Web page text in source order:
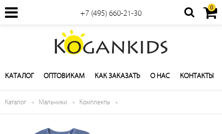
+7 (495) 660-21-30
0
КАТАЛОГ ОПТОВИКАМ КАК ЗАКАЗАТЬ О НАС КОНТАКТЫ
Каталог Мальчики Комплекты